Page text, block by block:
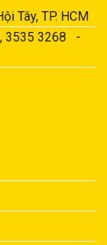
Tây, TP. HCM
3535 3268 -